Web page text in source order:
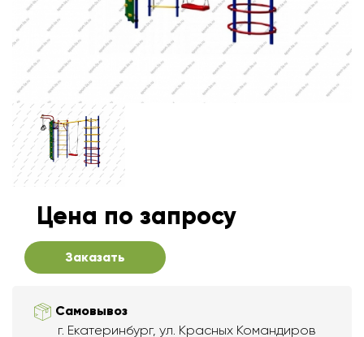
Цена по запросу
Заказать
Самовывоз
г. Екатеринбург, ул. Красных Командиров